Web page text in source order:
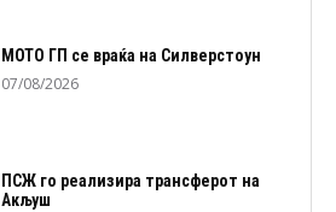
МОТО ГП се враќа на Силверстоун
07/08/2026
ПСЖ го реализира трансферот на
Акљуш